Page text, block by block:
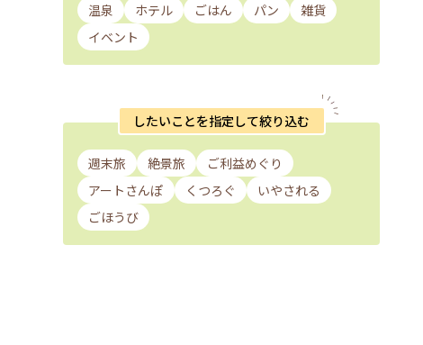
温泉
ホテル ごはん パン
雑貨
イベント
したいことを指定して絞り込む
週末旅 絶景旅
ご利益めぐり
アートさんぽ
くつろぐ
いやされる
ごほうび